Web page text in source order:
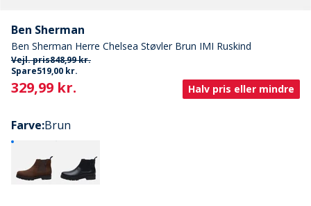
Ben Sherman
Ben Sherman Herre Chelsea Støvler Brun IMI Ruskind
Vejl. pris848,99 kr.
Spare519,00 kr.
Current
329,99 kr. Halv pris eller mindre
Farve:Brun